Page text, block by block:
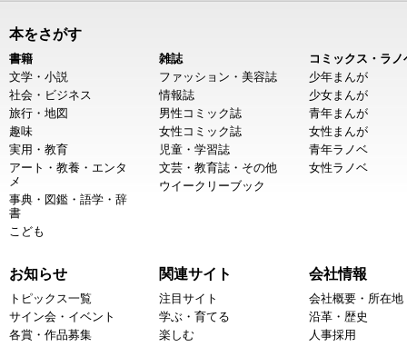
本をさがす
書籍
文学・小説
社会・ビジネス
旅行・地図
趣味
実用・教育
アート・教養・エンタ
メ
事典・図鑑・語学・辞
書
こども
雑誌
ファッション・美容誌
情報誌
男性コミック誌
女性コミック誌
児童・学習誌
文芸・教育誌・その他
ウイークリーブック
コミックス・ラノ
少年まんが
少女まんが
青年まんが
女性まんが
青年ラノベ
女性ラノベ
お知らせ
トピックス一覧
サイン会・イベント
各賞・作品募集
関連サイト
注目サイト
学ぶ・育てる
楽しむ
会社情報
会社概要・所在地
沿革・歴史
人事採用